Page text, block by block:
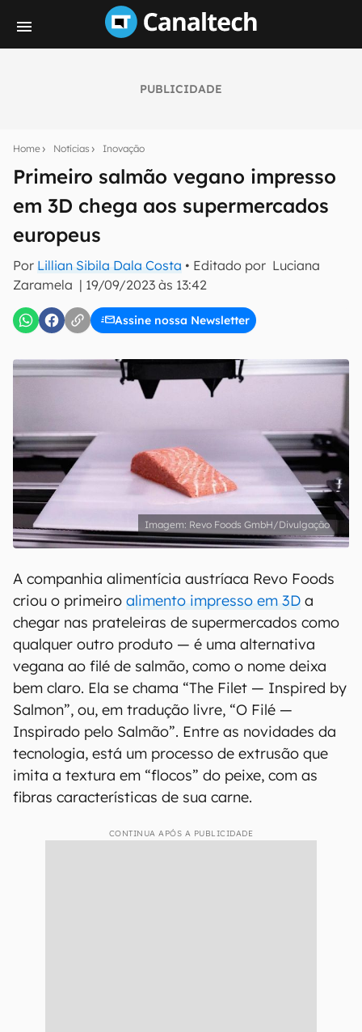
PUBLICIDADE
Home Notícias Inovação
Primeiro salmão vegano impresso
em 3D chega aos supermercados
europeus
Por Lillian Sibila Dala Costa • Editado por Luciana
Zaramela | 19/09/2023 às 13:42
Assine nossa Newsletter
notícias e reviews sobre tecnologia em primeira
E-mail
inscreva-se
Confirmo que li, aceito e concordo com os Termos de
Uso e Política de Privacidade do Canaltech.
Revo Foods GmbH/Divulgação
A companhia alimentícia austríaca Revo Foods
criou o primeiro alimento impresso em 3D a
chegar nas prateleiras de supermercados como
qualquer outro produto — é uma alternativa
vegana ao filé de salmão, como o nome deixa
bem claro. Ela se chama “The Filet — Inspired by
Salmon”, ou, em tradução livre, “O Filé —
Inspirado pelo Salmão”. Entre as novidades da
tecnologia, está um processo de extrusão que
imita a textura em “flocos” do peixe, com as
fibras características de sua carne.
CONTINUA APÓS A PUBLICIDADE